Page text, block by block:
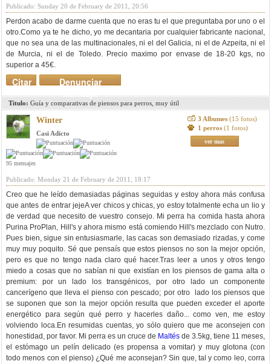
Publicado: Sunday 20 de February de 2011, 20:56
Perdon acabo de darme cuenta que no eras tu el que preguntaba por uno o el
otro.Como ya te he dicho, yo me decantaria por cualquier fabricante nacional,
que no sea una de las multinacionales, ni el del Galicia, ni el de Azpeita, ni el
de Murcia, ni el de Toledo. Precio maximo por envase de 18-20 kgs, no
superior a 45€.
Denunciar
mensaje
Citar
Titulo: Guía y comparativas de piensos para perros, muy útil
Winter
Casi Adicto
95 mensajes
3 Albumes (15 fotos)
1 perros (1 fotos)
ver mas
Publicado: Monday 21 de February de 2011, 18:17
Creo que he leído demasiadas páginas seguidas y estoy ahora más confusa
que antes de entrar jejeA ver chicos y chicas, yo estoy totalmente echa un lio y
de verdad que necesito de vuestro consejo. Mi perra ha comida hasta ahora
Purina ProPlan, Hill's y ahora mismo está comiendo Hill's mezclado con Nutro.
Pues bien, sigue sin entusiasmarle, las cacas son demasiado rizadas, y come
muy muy poquito. Sé que pensaís que estos piensos no son la mejor opción,
pero es que no tengo nada claro qué hacer.Tras leer a unos y otros tengo
miedo a cosas que no sabían ni que existían en los piensos de gama alta o
premium: por un lado los transgénicos, por otro lado un componente
cancerígeno que lleva el pienso con pescado; por otro lado los piensos que
se suponen que son la mejor opción resulta que pueden exceder el aporte
energético para según qué perro y hacerles daño... como ven, me estoy
volviendo loca.En resumidas cuentas, yo sólo quiero que me aconsejen con
honestidad, por favor. Mi perra es un cruce de Maltés de 3.5kg, tiene 11 meses,
el estómago un pelín delicado (es propensa a vomitar) y muy glotona (con
todo menos con el pienso) ¿Qué me aconsejan? Sin que, tal y como leo, corra